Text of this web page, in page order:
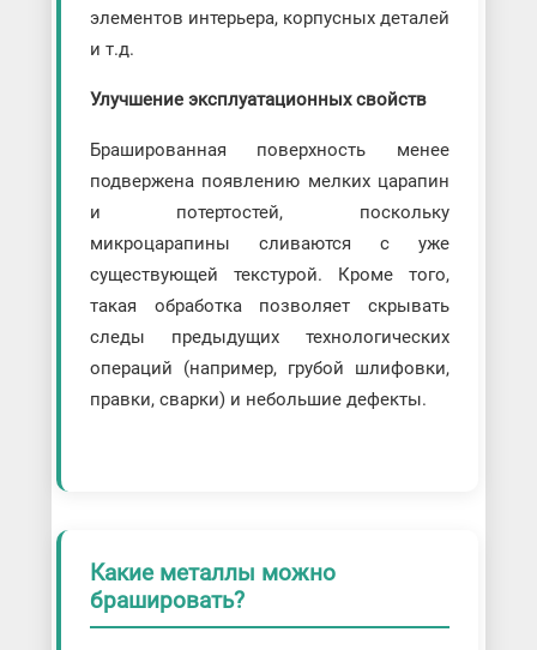
элементов интерьера, корпусных деталей
и т.д.
Улучшение эксплуатационных свойств
Брашированная поверхность менее
подвержена появлению мелких царапин
и потертостей, поскольку
микроцарапины сливаются с уже
существующей текстурой. Кроме того,
такая обработка позволяет скрывать
следы предыдущих технологических
операций (например, грубой шлифовки,
правки, сварки) и небольшие дефекты.
Какие металлы можно
брашировать?